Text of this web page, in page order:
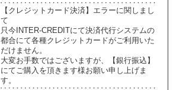
【クレジットカード決済】エラーに関しまし
て
只今INTER-CREDITにて決済代行システムの
都合にて各種クレジットカードがご利用いた
だけません。
大変お手数ではございますが、【銀行振込】
にてご購入を頂きます様お願い申し上げま
す。